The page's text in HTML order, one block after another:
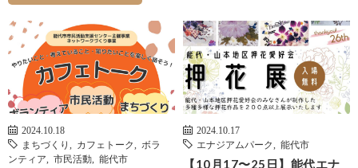
2024.10.18
まちづくり
カフェトーク
ボラ
ンティア
市民活動 能代市
2024.10.17
エナジアムパーク
能代市
【10月17〜25日】能代エナ